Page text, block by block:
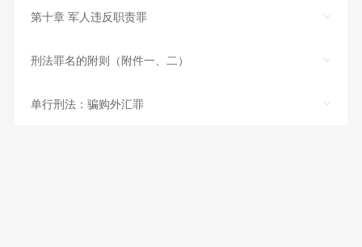
第十章 军人违反职责罪
刑法罪名的附则（附件一、二）
单行刑法：骗购外汇罪